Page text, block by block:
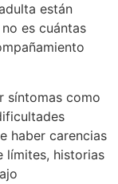
están
es cuántas
síntomas como
haber carencias
límites, historias